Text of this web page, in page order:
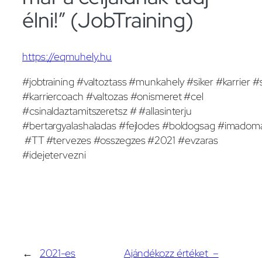
élni!” (JobTraining)
https://eqmuhely.hu
#jobtraining #valtoztass #munkahely #siker #karrier
#karriercoach #valtozas #onismeret #cel
#csinaldaztamitszeretsz # #allasinterju
#bertargyalashaladas #fejlodes #boldogsag
#TT #tervezes #osszegzes #2021 #evzaras
#idejetervezni
←
2021-es
Ajándékozz értéket –